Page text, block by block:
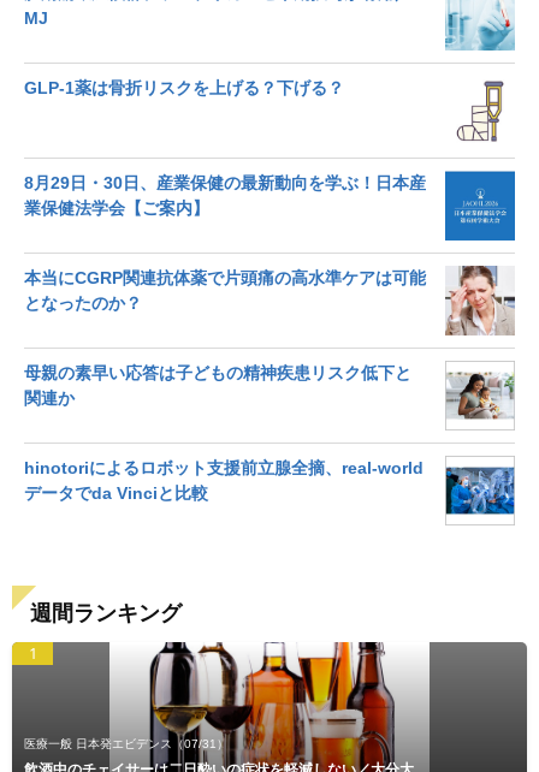
MJ
GLP-1薬は骨折リスクを上げる？下げる？
8月29日・30日、産業保健の最新動向を学ぶ！日本産
業保健法学会【ご案内】
本当にCGRP関連抗体薬で片頭痛の高水準ケアは可能
となったのか？
母親の素早い応答は子どもの精神疾患リスク低下と
関連か
hinotoriによるロボット支援前立腺全摘、real-world
データでda Vinciと比較
週間ランキング
1
医療一般 日本発エビデンス （07/31）